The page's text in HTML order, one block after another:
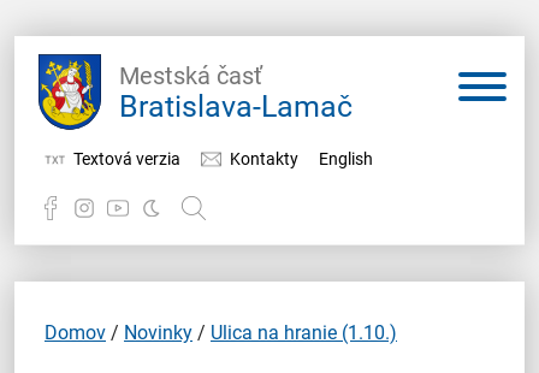
Mestská časť
Bratislava-Lamač
Textová verzia Kontakty English
Samospráva
Domov / Novinky / Ulica na hranie (1.10.)